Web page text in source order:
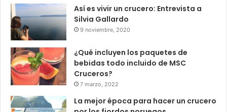
Así es vivir un crucero: Entrevista a
Silvia Gallardo
9 noviembre, 2020
¿Qué incluyen los paquetes de
bebidas todo incluido de MSC
Cruceros?
7 marzo, 2022
La mejor época para hacer un crucero